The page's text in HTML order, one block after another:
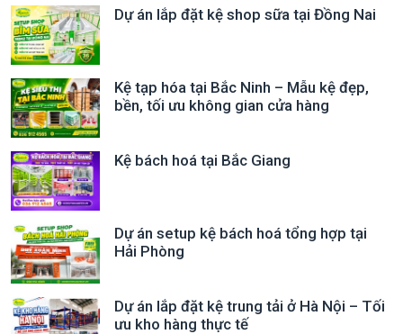
Dự án lắp đặt kệ shop sữa tại Đồng Nai
Kệ tạp hóa tại Bắc Ninh – Mẫu kệ đẹp,
bền, tối ưu không gian cửa hàng
Kệ bách hoá tại Bắc Giang
Dự án setup kệ bách hoá tổng hợp tại
Hải Phòng
Dự án lắp đặt kệ trung tải ở Hà Nội – Tối
ưu kho hàng thực tế